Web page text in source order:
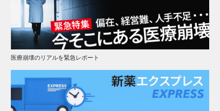
医療崩壊のリアルを緊急レポート